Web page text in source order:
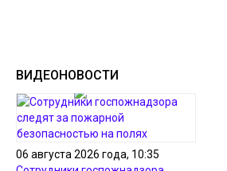
ВИДЕОНОВОСТИ
06 августа 2026 года, 10:35